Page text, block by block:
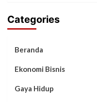
Categories
Beranda
Ekonomi Bisnis
Gaya Hidup